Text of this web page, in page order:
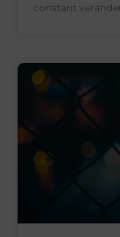
constant